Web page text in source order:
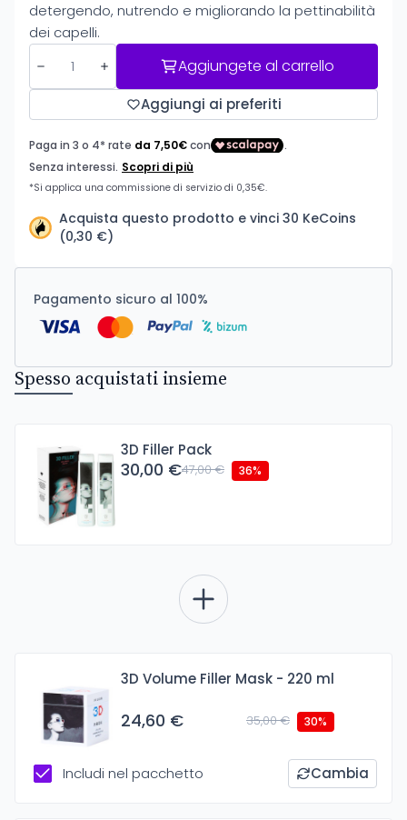
detergendo, nutrendo e migliorando la pettinabilità
dei capelli.
Aggiungete al carrello
Aggiungi ai preferiti
Acquista questo prodotto e vinci 30 KeCoins
(0,30 €)
Pagamento sicuro al 100%
Spesso acquistati insieme
3D Filler Pack
30,00 €47,00 € 36%
3D Volume Filler Mask - 220 ml
24,60 € 35,00 € 30%
Includi nel pacchetto Cambia